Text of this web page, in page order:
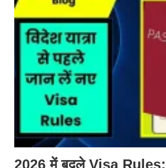
2026 में बदले Visa Rules: